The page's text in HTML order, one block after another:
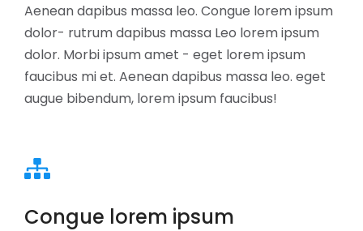
Aenean dapibus massa leo. Congue lorem ipsum
dolor- rutrum dapibus massa Leo lorem ipsum
dolor. Morbi ipsum amet - eget lorem ipsum
faucibus mi et. Aenean dapibus massa leo. eget
augue bibendum, lorem ipsum faucibus!
Congue lorem ipsum